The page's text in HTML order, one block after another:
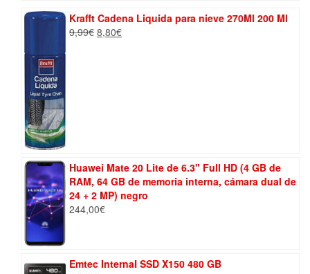
Krafft Cadena Liquida para nieve 270Ml 200 Ml
9,99€ El
8,80€El
Huawei Mate 20 Lite de 6.3" Full HD (4 GB de
RAM, 64 GB de memoria interna, cámara dual de
24 + 2 MP) negro
244,00€
Emtec Internal SSD X150 480 GB